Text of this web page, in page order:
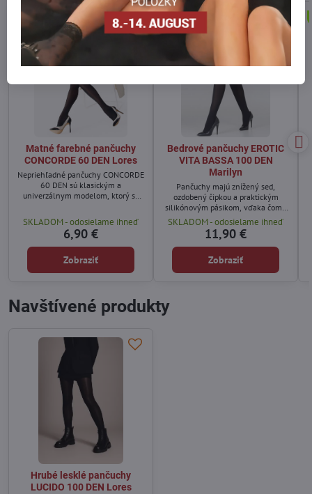
Matné farebné pančuchy
CONCORDE 60 DEN Lores
Nepriehľadné pančuchy CONCORDE
60 DEN sú klasickým a
univerzálnym modelom, ktorý sa
jednoduchých každodenných
kombinácií až po elegantné
príležitosti.
SKLADOM - odosielame ihneď
6,90 €
Zobraziť
Bedrové pančuchy EROTIC
VITA BASSA 100 DEN
Marilyn
Pančuchy majú znížený sed,
ozdobený čipkou a praktickým
silikónovým pásikom, vďaka čomu
pančuchy pevne držia na tele.
SKLADOM - odosielame ihneď
11,90 €
Zobraziť
Navštívené produkty
Hrubé lesklé pančuchy
LUCIDO 100 DEN Lores